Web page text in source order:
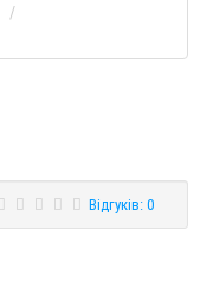
Відгуків: 0